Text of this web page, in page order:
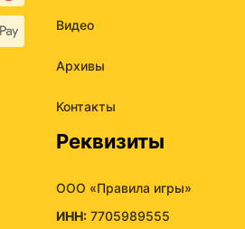
Видео
Архивы
Контакты
Реквизиты
ООО «Правила игры»
ИНН: 7705989555